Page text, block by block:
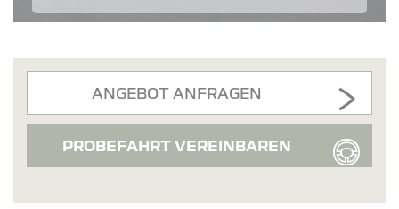
ANGEBOT ANFRAGEN
PROBEFAHRT VEREINBAREN